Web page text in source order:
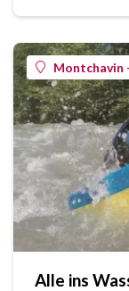
Montchavin
Alle ins